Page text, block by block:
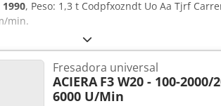
1990, Peso: 1,3 t Codpfxozndt Uo Aa Tjrf
min.
Fresadora universal
ACIERA F3 W20 - 100-2000/
6000 U/Min